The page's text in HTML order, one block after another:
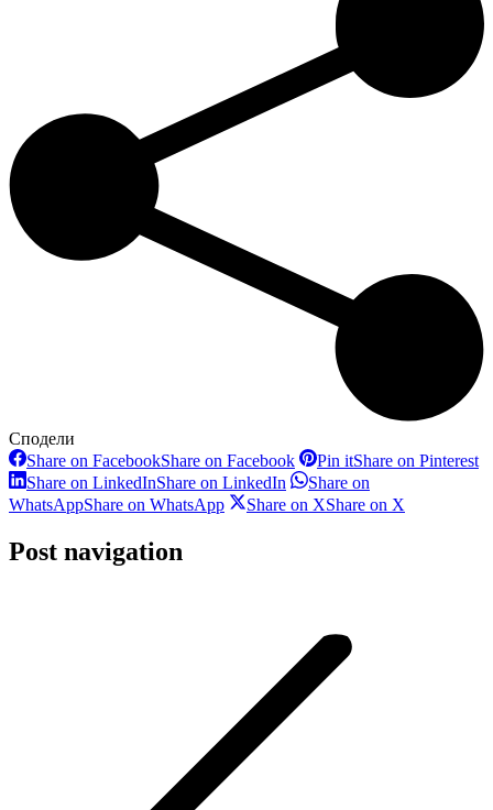
Сподели
Share on FacebookShare on Facebook Pin itShare on Pinterest
Share on LinkedInShare on LinkedIn
Share on
WhatsAppShare on WhatsApp Share on XShare on X
Post navigation